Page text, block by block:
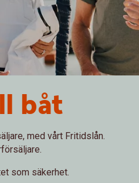
båt
med vårt Fritidslån.
som säkerhet.